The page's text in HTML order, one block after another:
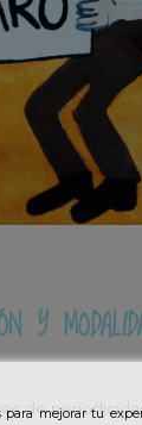
Y
de
para mejorar tu